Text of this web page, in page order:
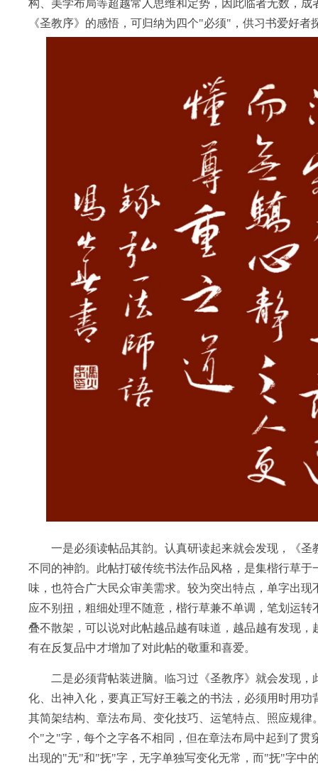
构、美学布局等超越常人思维和定势，因此临者无数，成
《圣教序》的感悟，可归纳为四个"必须"，供习书爱好者
一是必须读帖品其韵。认真研读起来就会发现，《圣
不同的神韵。此帖打破传统书法作品风格，是集楷行草
味，也符合广大民众审美需求。较为突出特点，单字出
应不别扭，粗细处理不随意，楷行草兼不单调，笔划运
叠不散架，可以说对此帖越品越有味道，越品越有发现
有在反复品中才增加了对此帖的敬重和喜爱。
二是必须背帖装进脑。临习过《圣教序》就会发现，
化、出神入化，要真正写好王羲之的书法，必须用时用
其简架结构、章法布局、变化技巧、运笔特点、照应规律
个"之"字，每个之字各不相同，但在章法布局中起到了贯
出现的"无"和"抚"字，无字单独写变化无常，而"抚"字中